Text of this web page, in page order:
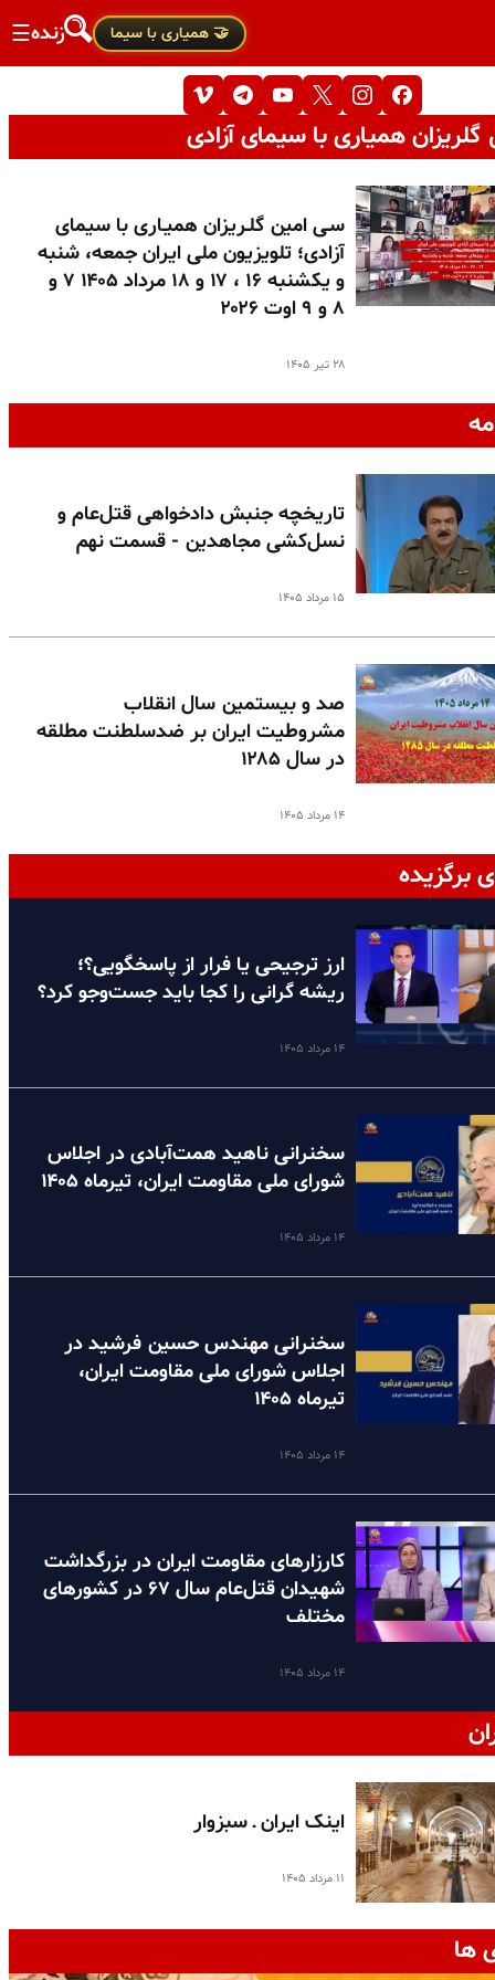
🤝 همیاری با سیما زنده☰
همیاری با سیمای آزادی
سـی امین گلـریزان همیـاری با سیمای
آزادی؛ تلویزیون ملی ایران جمعه، شنبه
و یکشنبه ۱۶ ، ۱۷ و ۱۸ مرداد ۱۴۰۵ ۷ و
۸ و ۹ اوت ۲۰۲۶
۲۸ تیر ۱۴۰۵
تاریخچه جنبش دادخواهی قتل‌عام و
نسل‌کشی مجاهدین - قسمت نهم
۱۵ مرداد ۱۴۰۵
صد و بیستمین سال انقلاب
مشروطیت ایران بر ضدسلطنت مطلقه
در سال ۱۲۸۵
۱۴ مرداد ۱۴۰۵
برگزیده
ارز ترجیحی یا فرار از پاسخگویی؟؛
ریشه گرانی را کجا باید جست‌وجو کرد؟
۱۴ مرداد ۱۴۰۵
سخنرانی ناهید همت‌آبادی در اجلاس
شورای ملی مقاومت ایران، تیرماه ۱۴۰۵
۱۴ مرداد ۱۴۰۵
سخنرانی مهندس حسین فرشید در
اجلاس شورای ملی مقاومت ایران،
تیرماه ۱۴۰۵
۱۴ مرداد ۱۴۰۵
کارزارهای مقاومت ایران در بزرگداشت
شهیدان قتل‌عام سال ۶۷ در کشورهای
مختلف
۱۴ مرداد ۱۴۰۵
اینک ایران ـ سبزوار
۱۱ مرداد ۱۴۰۵
ها